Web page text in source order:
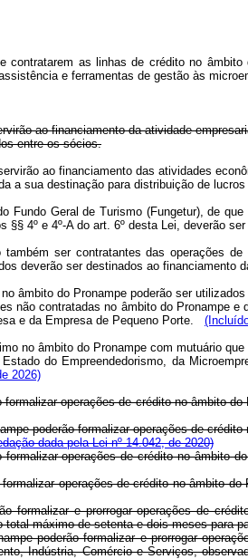
as linhas de crédito no
e ferramentas de gestão às
ao financiamento da atividade
entre os sócios.
ao financiamento das atividades
a sua destinação para distribuição de
Fundo Geral de Turismo (Fungetur), de que
4º e 4º-A do art. 6º desta Lei, deverão
ser contratantes das operações
deverão ser destinados ao
âmbito do Pronampe poderão ser
não contratadas no âmbito do Pronampe
e da Empresa de Pequeno Porte.
no âmbito do Pronampe com mutuário
do Empreendedorismo, da
2026)
operações de crédito no âmbito
poderão formalizar operações de
dada pela Lei nº 14.042, de 2020)
operações de crédito no âmbito
formalizar operações de crédito no
formalizar e prorrogar operações de
total máximo de setenta e dois meses
poderão formalizar e prorrogar
Indústria, Comércio e Serviços,